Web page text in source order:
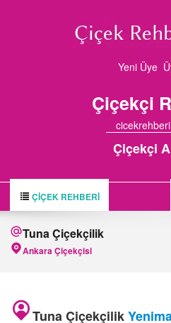
Yeni Üye
Çiçekçi
cicekrehberi
Çiçekçi
ÇIÇEK REHBERI
ÇİÇEKÇİLER
FİRMA BAŞVURUSU
Tuna Çiçekçilik
Ankara Çiçekçisi
Tuna Çiçekçilik